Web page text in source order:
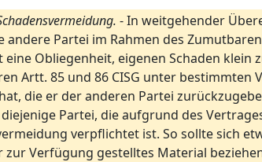
- In weitgehender
andere Partei im Rahmen des
Obliegenheit, eigenen Schaden klein
Artt. 85 und 86 CISG unter
die er der anderen Partei
Partei, die aufgrund des
verpflichtet ist. So sollte sich
zur Verfügung gestelltes Material